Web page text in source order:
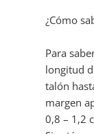
¿Cómo
Para
longitud
talón
margen
0,8 – 1,2